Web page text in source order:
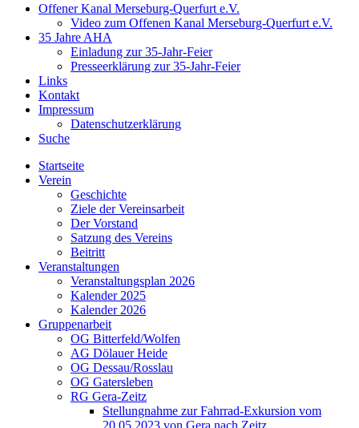
Offener Kanal Merseburg-Querfurt e.V.
Video zum Offenen Kanal Merseburg-Querfurt e.V.
35 Jahre AHA
Einladung zur 35-Jahr-Feier
Presseerklärung zur 35-Jahr-Feier
Links
Kontakt
Impressum
Datenschutzerklärung
Suche
Startseite
Verein
Geschichte
Ziele der Vereinsarbeit
Der Vorstand
Satzung des Vereins
Beitritt
Veranstaltungen
Veranstaltungsplan 2026
Kalender 2025
Kalender 2026
Gruppenarbeit
OG Bitterfeld/Wolfen
AG Dölauer Heide
OG Dessau/Rosslau
OG Gatersleben
RG Gera-Zeitz
Stellungnahme zur Fahrrad-Exkursion vom
20.05.2023 von Gera nach Zeitz